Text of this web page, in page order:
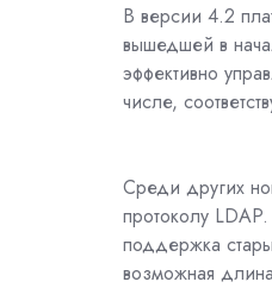
В версии 4.2
вышедшей в
эффективно
числе,
Среди других
протоколу
поддержка
возможная